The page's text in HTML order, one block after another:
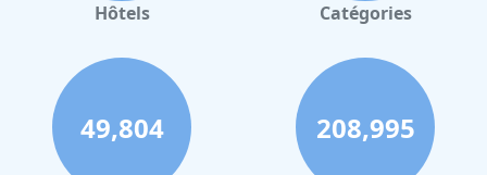
Hôtels Catégories
49,804 208,995